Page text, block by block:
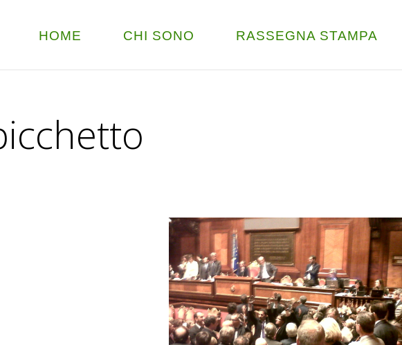
HOME CHI SONO RASSEGNA STAMPA